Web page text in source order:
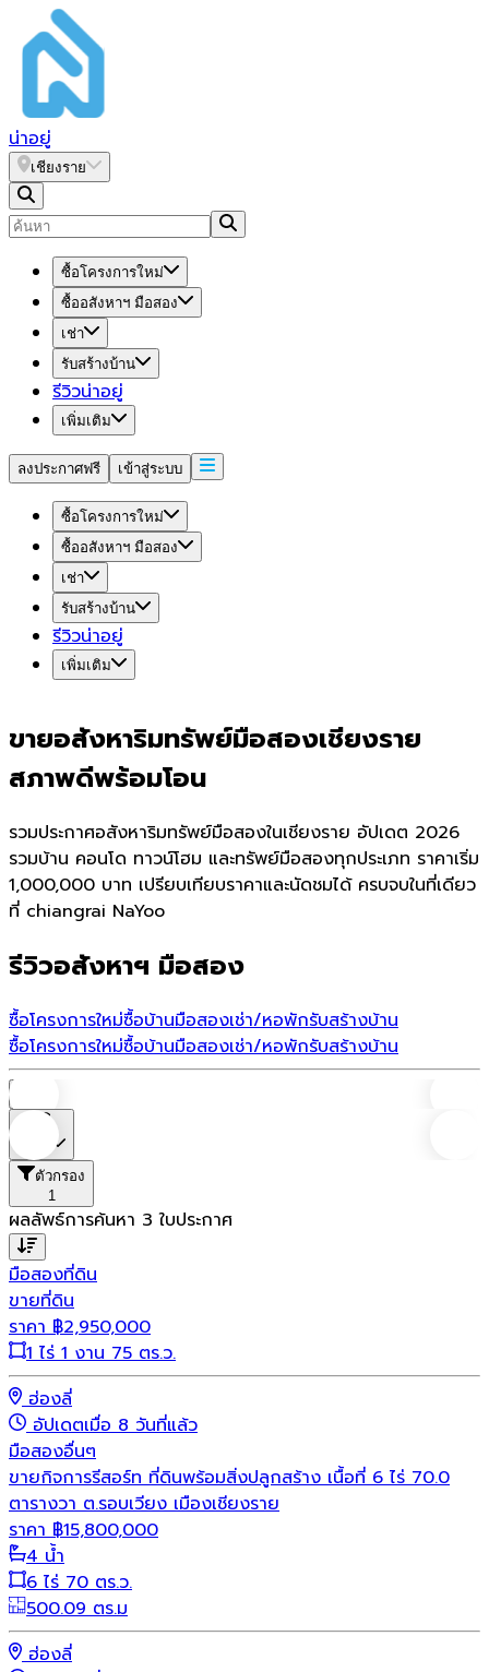
น่าอยู่
เชียงราย
ซื้อโครงการใหม่
ซื้ออสังหาฯ มือสอง
เช่า
รับสร้างบ้าน
รีวิวน่าอยู่
เพิ่มเติม
ลงประกาศฟรี เข้าสู่ระบบ
ซื้อโครงการใหม่
ซื้ออสังหาฯ มือสอง
เช่า
รับสร้างบ้าน
รีวิวน่าอยู่
เพิ่มเติม
ขายอสังหาริมทรัพย์มือสองเชียงราย
สภาพดีพร้อมโอน
รวมประกาศอสังหาริมทรัพย์มือสองในเชียงราย อัปเดต 2026
รวมบ้าน คอนโด ทาวน์โฮม และทรัพย์มือสองทุกประเภท ราคาเริ่ม
1,000,000 บาท เปรียบเทียบราคาและนัดชมได้ ครบจบในที่เดียว
ที่ chiangrai NaYoo
รีวิวอสังหาฯ มือสอง
ซื้อโครงการใหม่ซื้อบ้านมือสองเช่า/หอพักรับสร้างบ้าน
ซื้อโครงการใหม่ซื้อบ้านมือสองเช่า/หอพักรับสร้างบ้าน
ตัวกรอง
1
ผลลัพธ์การค้นหา 3 ใบประกาศ
มือสองที่ดิน
ขายที่ดิน
ราคา ฿2,950,000
1 ไร่ 1 งาน 75 ตร.ว.
ฮ่องลี่
อัปเดตเมื่อ 8 วันที่แล้ว
มือสองอื่นๆ
ขายกิจการรีสอร์ท ที่ดินพร้อมสิ่งปลูกสร้าง เนื้อที่ 6 ไร่ 70.0
ตารางวา ต.รอบเวียง เมืองเชียงราย
ราคา ฿15,800,000
4 น้ำ
6 ไร่ 70 ตร.ว.
500.09 ตร.ม
ฮ่องลี่